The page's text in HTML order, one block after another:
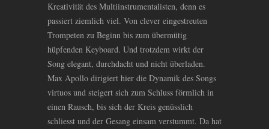
Kreativität des Multiinstrumentalisten, denn es
passiert ziemlich viel. Von clever eingestreuten
Trompeten zu Beginn bis zum übermütig
hüpfenden Keyboard. Und trotzdem wirkt der
Song elegant, durchdacht und nicht überladen.
Max Apollo dirigiert hier die Dynamik des Songs
virtuos und steigert sich zum Schluss förmlich in
einen Rausch, bis sich der Kreis genüsslich
schliesst und der Gesang einsam verstummt. Da hat